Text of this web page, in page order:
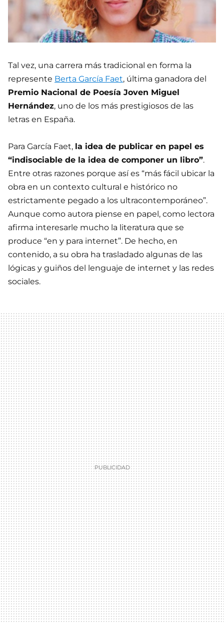
Tal vez, una carrera más tradicional en forma la
represente Berta García Faet, última ganadora del
Premio Nacional de Poesía Joven Miguel
Hernández, uno de los más prestigiosos de las
letras en España.
Para García Faet, la idea de publicar en papel es
“indisociable de la idea de componer un libro”.
Entre otras razones porque así es “más fácil ubicar la
obra en un contexto cultural e histórico no
estrictamente pegado a los ultracontemporáneo”.
Aunque como autora piense en papel, como lectora
afirma interesarle mucho la literatura que se
produce “en y para internet”. De hecho, en
contenido, a su obra ha trasladado algunas de las
lógicas y guiños del lenguaje de internet y las redes
sociales.